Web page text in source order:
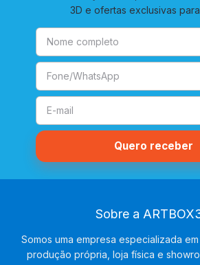
3D e ofertas exclusivas
Sobre a
Somos uma empresa especializada
produção própria, loja física e